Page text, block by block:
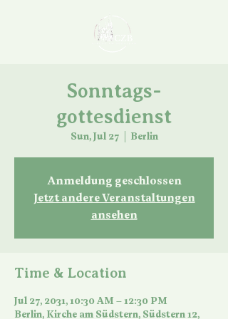
Sonntags-
gottesdienst
Sun, Jul 27 Berlin
Anmeldung geschlossen
Jetzt andere Veranstaltungen
ansehen
Time & Location
Jul 27, 2031, 10:30 AM – 12:30 PM
Berlin, Kirche am Südstern, Südstern 12,